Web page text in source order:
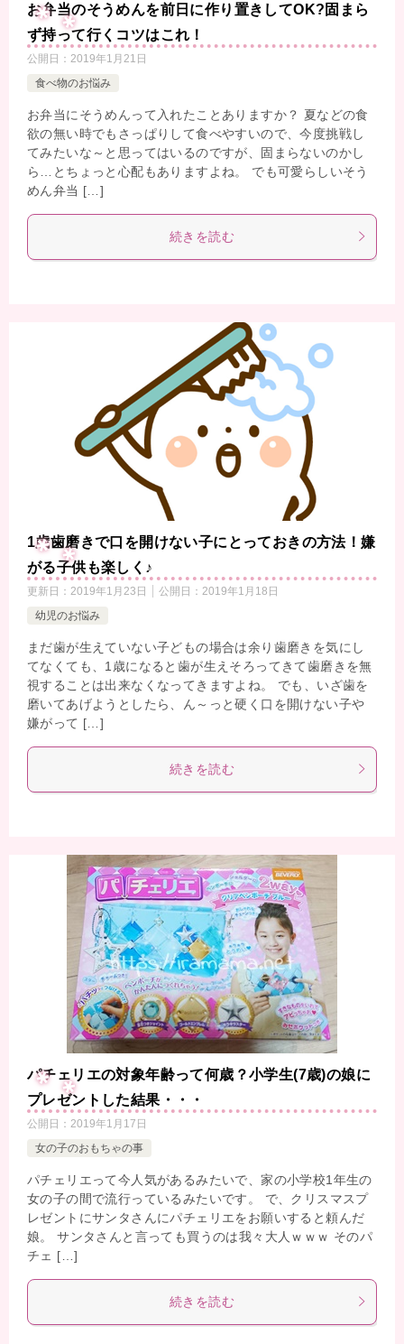
お弁当のそうめんを前日に作り置きしてOK?固まら
ず持って行くコツはこれ！
公開日： 2019年1月21日
食べ物のお悩み
お弁当にそうめんって入れたことありますか？ 夏などの食
欲の無い時でもさっぱりして食べやすいので、今度挑戦し
てみたいな～と思ってはいるのですが、固まらないのかし
ら…とちょっと心配もありますよね。 でも可愛らしいそう
めん弁当 […]
続きを読む
1歳歯磨きで口を開けない子にとっておきの方法！嫌
がる子供も楽しく♪
更新日： 2019年1月23日 公開日： 2019年1月18日
幼児のお悩み
まだ歯が生えていない子どもの場合は余り歯磨きを気にし
てなくても、1歳になると歯が生えそろってきて歯磨きを無
視することは出来なくなってきますよね。 でも、いざ歯を
磨いてあげようとしたら、ん～っと硬く口を開けない子や
嫌がって […]
続きを読む
パチェリエの対象年齢って何歳？小学生(7歳)の娘に
プレゼントした結果・・・
公開日： 2019年1月17日
女の子のおもちゃの事
パチェリエって今人気があるみたいで、家の小学校1年生の
女の子の間で流行っているみたいです。 で、クリスマスプ
レゼントにサンタさんにパチェリエをお願いすると頼んだ
娘。 サンタさんと言っても買うのは我々大人ｗｗｗ そのパ
チェ […]
続きを読む